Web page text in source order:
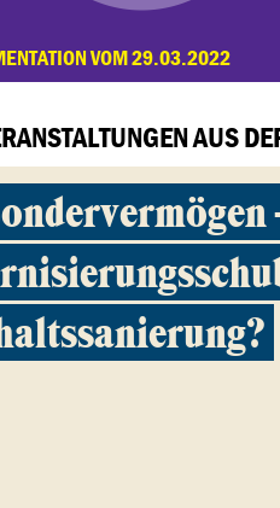
VOM 29.03.2022
AUS